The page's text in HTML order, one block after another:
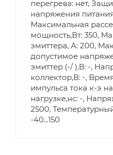
перегрева: нет,
напряжения
Максимальная
мощность,Вт: 350,
эмиттера, А: 200,
допустимое
эмиттер (-/ ),В: -,
коллектор,В: -,
импульса тока к-э
нагрузке,нс: -,
2500,
-40...150